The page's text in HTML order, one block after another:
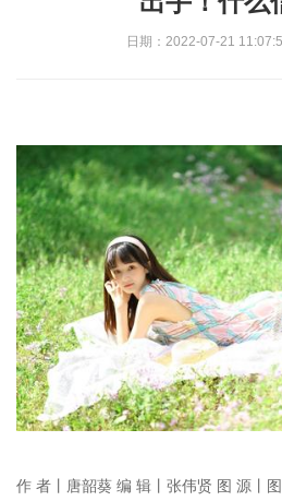
日期：2022-07-21
作 者丨唐韶葵 编 辑丨张伟贤 图 源丨